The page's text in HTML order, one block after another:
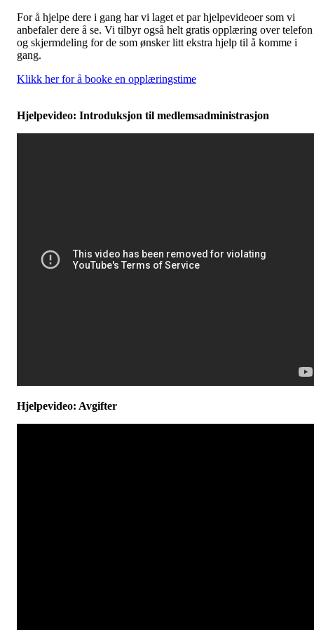
For å hjelpe dere i gang har vi laget et par hjelpevideoer som vi
anbefaler dere å se. Vi tilbyr også helt gratis opplæring over telefon
og skjermdeling for de som ønsker litt ekstra hjelp til å komme i
gang.
Klikk her for å booke en opplæringstime
Hjelpevideo: Introduksjon til medlemsadministrasjon
Hjelpevideo: Avgifter